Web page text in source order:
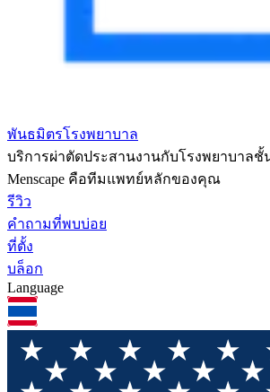
พันธมิตรโรงพยาบาล
บริการผ่าตัดประสานงานกับโรงพยาบาลชั้
Menscape คือทีมแพทย์หลักของคุณ
รีวิว
คำถามที่พบบ่อย
ที่ตั้ง
บล็อก
Language